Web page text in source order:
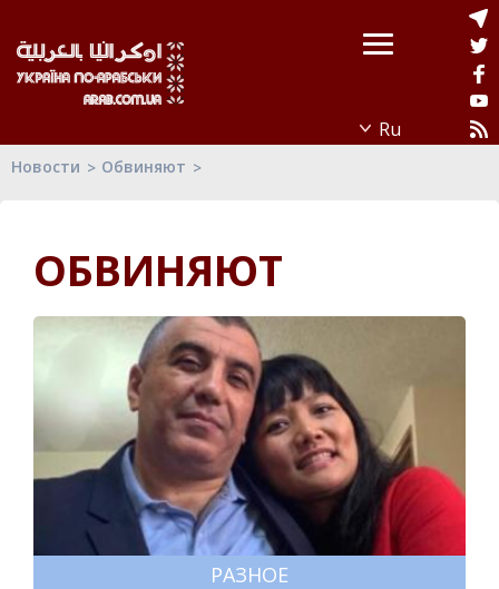
Новости Обвиняют
ОБВИНЯЮТ
РАЗНОЕ